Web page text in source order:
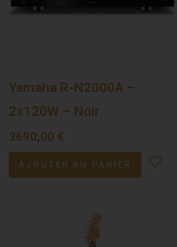
Yamaha R-N2000A –
2x120W – Noir
3690,00 €
AJOUTER AU PANIER